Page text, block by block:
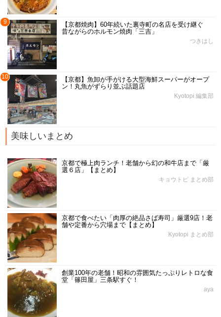
9
【京都焼肉】60年続いた裏寺町の名店を受け継ぐ
昔ながらのホルモン焼肉「三吉」
つきはし
10
【京都】魚卸が手がける大型海鮮スーパーがオープ
ン！丸魚がずらり並ぶ話題店
Kyotopi 編集部
美味しいまとめ
京都で極上肉ランチ！老舗から幻の和牛店まで「厳
選６店」【まとめ】
キョウトピ まとめ部
京都で食べたい「肉厚の絶品さば寿司」厳選9店！老
舗や定番から穴場まで【まとめ】
Kyotopi まとめ部
創業100年の老舗！昭和の雰囲気たっぷりレトロな食
堂「篠田屋」三条駅すぐ！
aya